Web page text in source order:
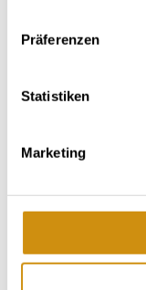
Präferenzen
Statistiken
Marketing
Community:
sub-region: